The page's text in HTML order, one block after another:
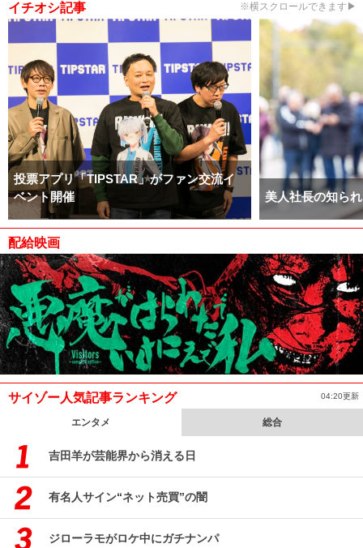
イチオシ記事 ※横スクロールできます▶
投票アプリ「TIPSTAR」がファン交流イ
ベント開催
美人社長の知ら
配給映画
サイゾー人気記事ランキング 04:20更新
エンタメ 総合
吉田羊が芸能界から消える日
有名人サイン“ネット売買”の闇
ジローラモがロケ中にガチナンパ